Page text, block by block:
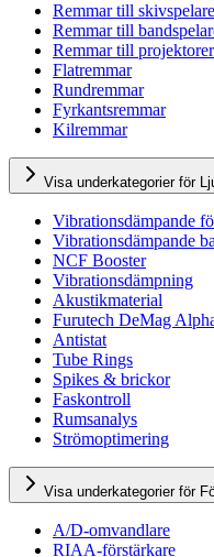
Remmar till skivspelare
Remmar till
Remmar till projektorer
Flatremmar
Rundremmar
Fyrkantsremmar
Kilremmar
Visa underkategorier för
Vibrationsdämpande
Vibrationsdämpande
NCF Booster
Vibrationsdämpning
Akustikmaterial
Furutech DeMag
Antistat
Tube Rings
Spikes & brickor
Faskontroll
Rumsanalys
Strömoptimering
Visa underkategorier för
A/D-omvandlare
RIAA-förstärkare